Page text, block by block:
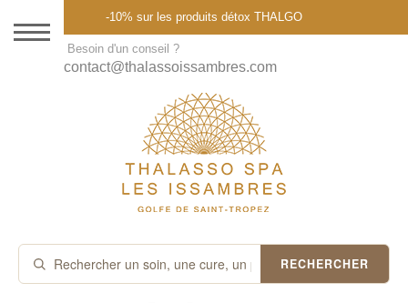
DESTINATION
THALASSO SPA
CURES ET FORFAITS
SOINS À LA CARTE
ABONNEMENTS
-10% sur les produits détox THALGO
Besoin d'un conseil ?
contact@thalassoissambres.com
RECHERCHER